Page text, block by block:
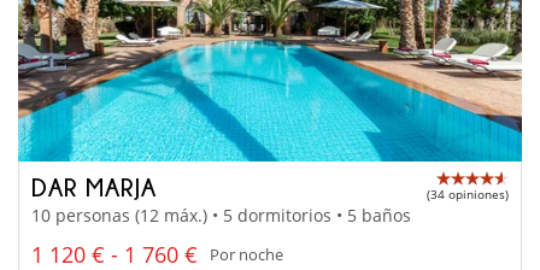
DAR MARJA (34 opiniones)
10 personas (12 máx.) • 5 dormitorios • 5 baños
1 120 € - 1 760 €
Por noche